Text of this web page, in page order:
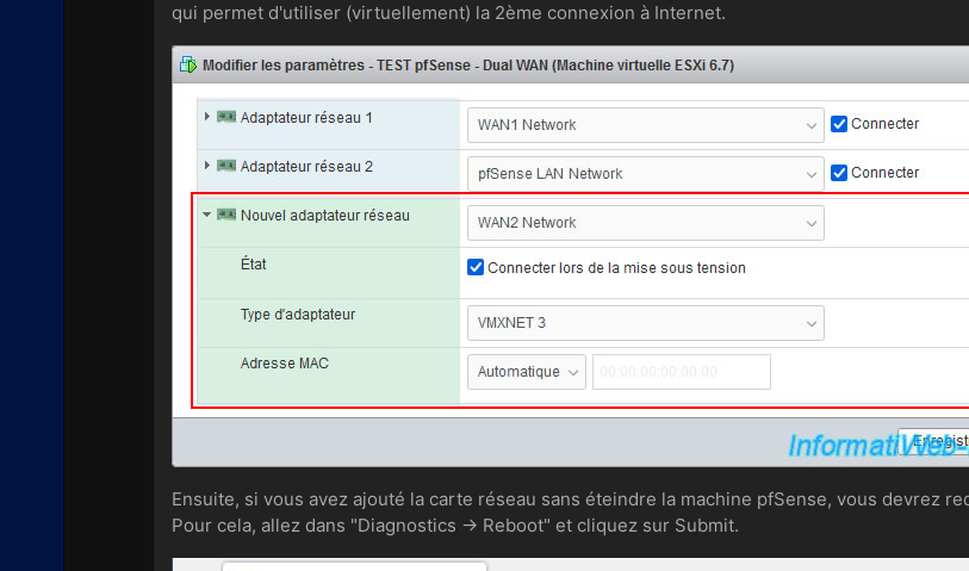
qui permet d'utiliser (virtuellement) la 2ème connexion à Internet.
Ensuite, si vous avez ajouté la carte réseau sans éteindre la machine pfSense, vous devrez
Pour cela, allez dans "Diagnostics -> Reboot" et cliquez sur Submit.